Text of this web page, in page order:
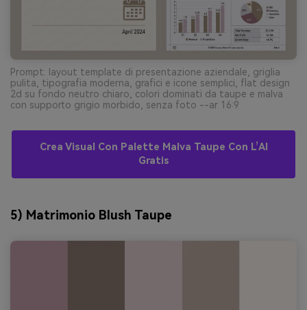
Prompt: layout template di presentazione aziendale, griglia
pulita, tipografia moderna, grafici e icone semplici, flat design
2d su fondo neutro chiaro, colori dominati da taupe e malva
con supporto grigio morbido, senza foto --ar 16:9
Crea Visual Con Palette Malva Taupe Con L’AI
Gratis
5) Matrimonio Blush Taupe